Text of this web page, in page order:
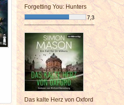
Forgetting You: Hunters
7,3
¯¯¯¯¯¯¯¯¯¯¯¯¯¯¯¯¯¯¯¯¯¯¯¯
Das kalte Herz von Oxford